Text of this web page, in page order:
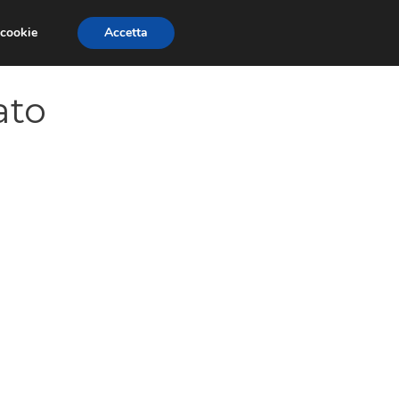
TRAILER GIOCHI
Accetta